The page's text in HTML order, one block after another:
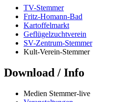
TV-Stemmer
Fritz-Homann-Bad
Kartoffelmarkt
Geflügelzuchtverein
SV-Zentrum-Stemmer
Kult-Verein-Stemmer
Download / Info
Medien Stemmer-live